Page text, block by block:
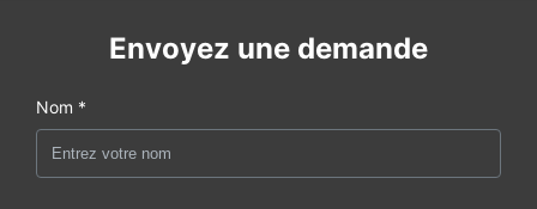
Envoyez une demande
Nom *